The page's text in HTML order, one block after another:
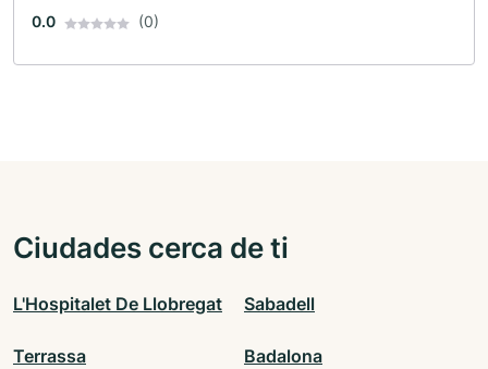
0.0 (0)
Ciudades cerca de ti
L'Hospitalet De Llobregat Sabadell
Terrassa Badalona